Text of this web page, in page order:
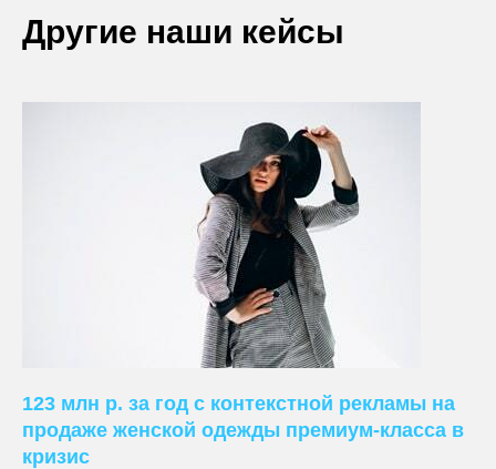
Другие наши кейсы
123 млн р. за год с контекстной рекламы на
продаже женской одежды премиум-класса в
кризис